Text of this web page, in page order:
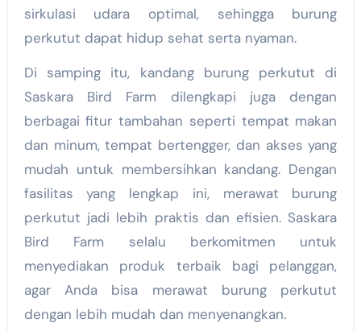
sirkulasi udara optimal, sehingga burung
perkutut dapat hidup sehat serta nyaman.
Di samping itu, kandang burung perkutut di
Saskara Bird Farm dilengkapi juga dengan
berbagai fitur tambahan seperti tempat makan
dan minum, tempat bertengger, dan akses yang
mudah untuk membersihkan kandang. Dengan
fasilitas yang lengkap ini, merawat burung
perkutut jadi lebih praktis dan efisien. Saskara
Bird Farm selalu berkomitmen untuk
menyediakan produk terbaik bagi pelanggan,
agar Anda bisa merawat burung perkutut
dengan lebih mudah dan menyenangkan.